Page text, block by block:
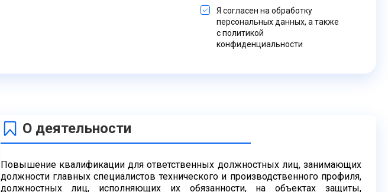
Я согласен на обработку
персональных данных, а также
с политикой
конфиденциальности
О деятельности
Повышение квалификации для ответственных должностных лиц, занимающих
должности главных специалистов технического и производственного профиля,
должностных лиц, исполняющих их обязанности, на объектах защиты,